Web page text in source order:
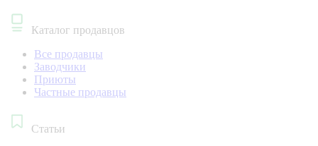
Каталог продавцов
Все продавцы
Заводчики
Приюты
Частные продавцы
Статьи